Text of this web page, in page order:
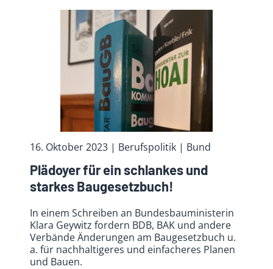
16. Oktober 2023 | Berufspolitik | Bund
Plädoyer für ein schlankes und
starkes Baugesetzbuch!
In einem Schreiben an Bundesbauministerin
Klara Geywitz fordern BDB, BAK und andere
Verbände Änderungen am Baugesetzbuch u.
a. für nachhaltigeres und einfacheres Planen
und Bauen.